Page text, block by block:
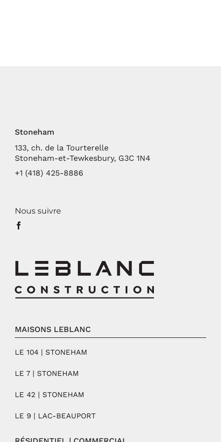
Stoneham
133, ch. de la Tourterelle
Stoneham-et-Tewkesbury, G3C 1N4
+1 (418) 425-8886
Nous suivre
MAISONS LEBLANC
LE 104 | STONEHAM
LE 7 | STONEHAM
LE 42 | STONEHAM
LE 9 | LAC-BEAUPORT